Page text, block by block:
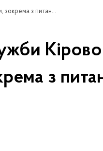
За участі спеціалістів Держпродспоживслужби Кіровоградщини проводяться обстеження закладів освіти, зокрема з питань організації харчування
з